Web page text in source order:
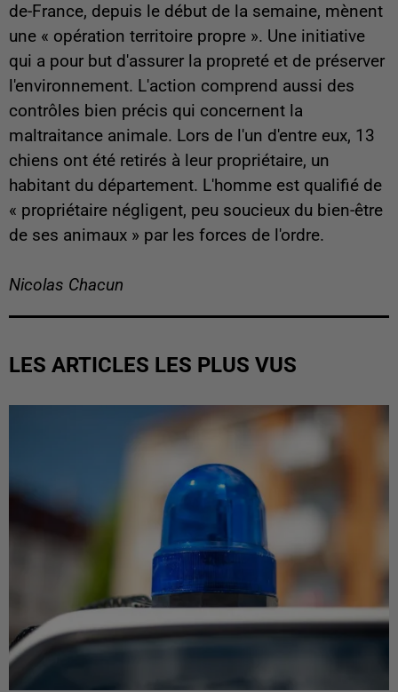
de-France, depuis le début de la semaine, mènent
une « opération territoire propre ». Une initiative
qui a pour but d'assurer la propreté et de préserver
l'environnement. L'action comprend aussi des
contrôles bien précis qui concernent la
maltraitance animale. Lors de l'un d'entre eux, 13
chiens ont été retirés à leur propriétaire, un
habitant du département. L'homme est qualifié de
« propriétaire négligent, peu soucieux du bien-être
de ses animaux » par les forces de l'ordre.
Nicolas Chacun
LES ARTICLES LES PLUS VUS